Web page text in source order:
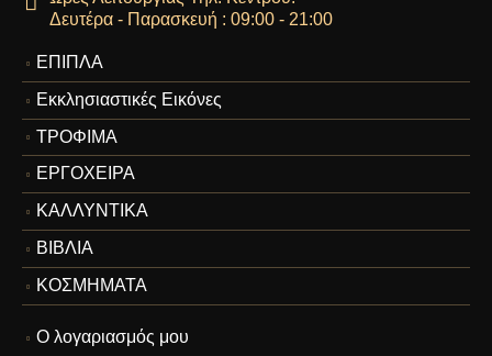
Δευτέρα - Παρασκευή : 09:00 - 21:00
ΕΠΙΠΛΑ
Εκκλησιαστικές Εικόνες
ΤΡΟΦΙΜΑ
ΕΡΓΟΧΕΙΡΑ
ΚΑΛΛΥΝΤΙΚΑ
ΒΙΒΛΙΑ
ΚΟΣΜΗΜΑΤΑ
Ο λογαριασμός μου